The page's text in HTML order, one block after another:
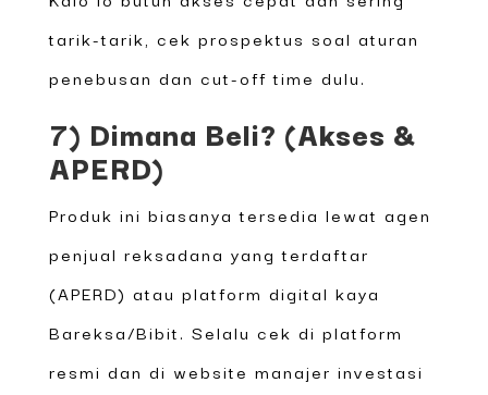
tarik-tarik, cek prospektus soal aturan
penebusan dan cut-off time dulu.
7) Dimana Beli? (Akses &
APERD)
Produk ini biasanya tersedia lewat agen
penjual reksadana yang terdaftar
(APERD) atau platform digital kaya
Bareksa/Bibit. Selalu cek di platform
resmi dan di website manajer investasi